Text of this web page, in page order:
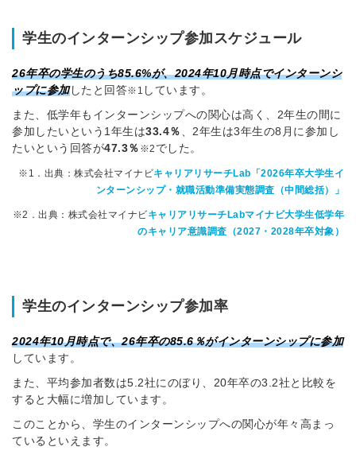
学生のインターンシップ参加スケジュール
26年卒の学生のうち85.6%が、2024年10月時点でインターンシ
ップに参加したと回答※1 しています。
また、低学年もインターンシップへの関心は高く、2年生の間に
参加したいという1年生は33.4％ 、2年生は3年生の8月に参加し
たいという回答が47.3％ ※2 でした。
※1．出典：株式会社マイナビキャリアリサーチLab「2026年卒大学生イ
ンターンシップ・就職活動準備実態調査（中間総括）」
※2．出典：株式会社マイナビキャリアリサーチLabマイナビ大学生低学年
のキャリア意識調査（2027・2028年卒対象）
学生のインターンシップ参加率
2024年10月時点で、26年卒の85.6％がインターンシップに参加
しています。
また、平均参加者数は5.2社にのぼり、20年卒の3.2社と比較を
すると大幅に増加しています。
このことから、学生のインターンシップへの関心が年々高まっ
ているといえます。